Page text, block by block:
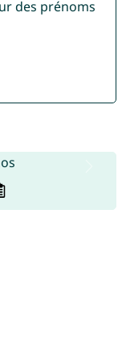
des prénoms